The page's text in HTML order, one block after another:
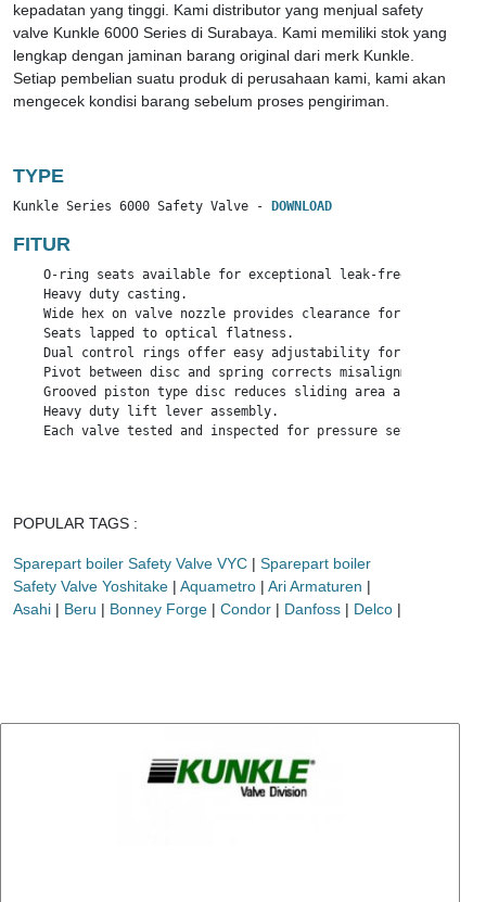
kepadatan yang tinggi. Kami distributor yang menjual safety
valve Kunkle 6000 Series di Surabaya. Kami memiliki stok yang
lengkap dengan jaminan barang original dari merk Kunkle.
Setiap pembelian suatu produk di perusahaan kami, kami akan
mengecek kondisi barang sebelum proses pengiriman.
TYPE
Kunkle Series 6000 Safety Valve - DOWNLOAD
FITUR
O-ring seats available for exceptional leak-free
    Heavy duty casting.
Wide hex on valve nozzle provides clearance for easy
    Seats lapped to optical flatness.
Dual control rings offer easy adjustability for precise
Pivot between disc and spring corrects misalignment and
Grooved piston type disc reduces sliding area and
    Heavy duty lift lever assembly.
Each valve tested and inspected for pressure setting and
POPULAR TAGS :
Sparepart boiler Safety Valve VYC | Sparepart boiler
Safety Valve Yoshitake | Aquametro | Ari Armaturen |
Asahi | Beru | Bonney Forge | Condor | Danfoss | Delco |